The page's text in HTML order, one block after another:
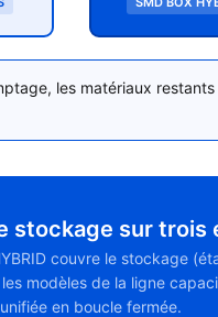
les matériaux
stockage sur trois
couvre le stockage
modèles de la ligne
en boucle fermée.